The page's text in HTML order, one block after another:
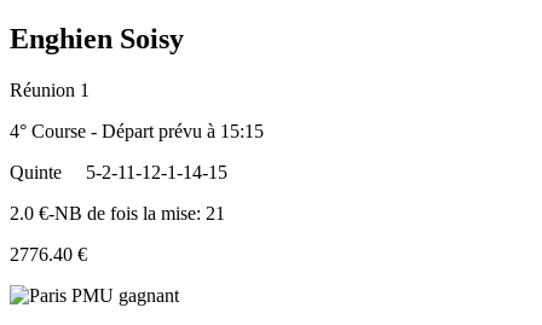
Enghien Soisy
Réunion 1
4° Course - Départ prévu à 15:15
Quinte
5-2-11-12-1-14-15
2.0 €-NB de fois la mise: 21
2776.40 €